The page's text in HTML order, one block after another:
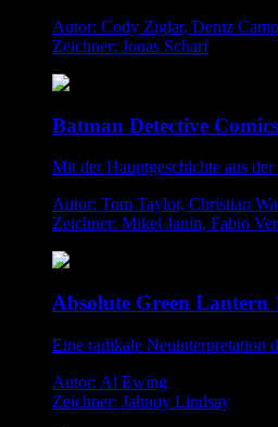
Autor: Cody Ziglar, Deniz Camp
Zeichner: Jonas Scharf
Batman Detective
Mit der Hauptgeschichte aus
Autor: Tom Taylor, Christian
Zeichner: Mikel Janin, Fabio
Absolute Green Lantern
Eine radikale Neuinterpretation
Autor: Al Ewing
Zeichner: Jahnoy Lindsay